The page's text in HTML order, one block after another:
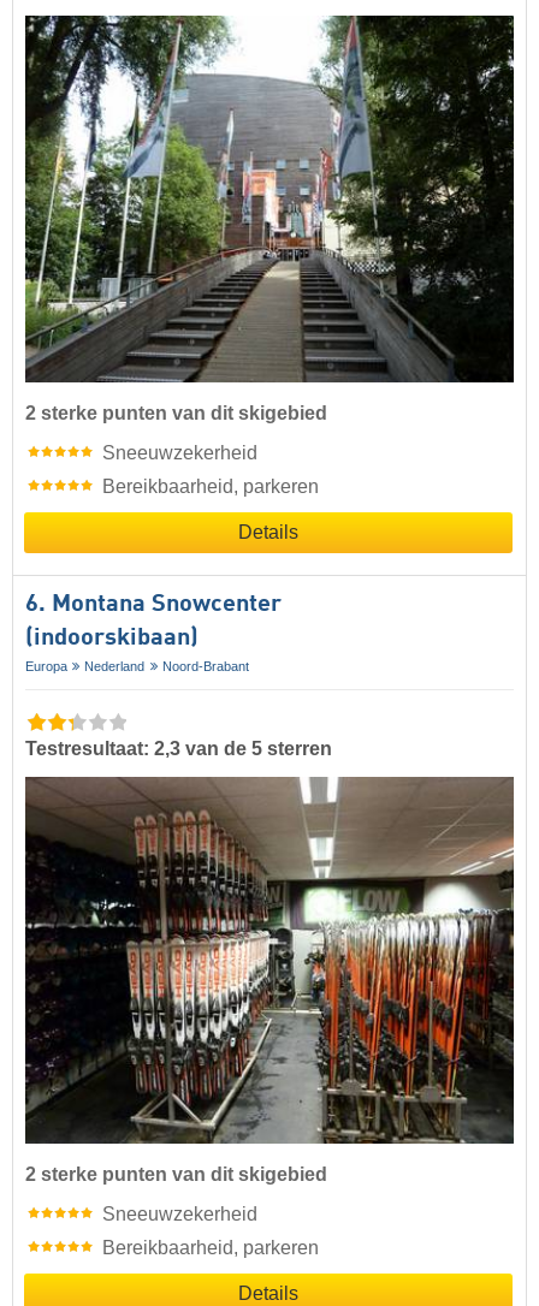
2 sterke punten van dit skigebied
Sneeuwzekerheid
Bereikbaarheid, parkeren
Details
6. Montana Snowcenter
(indoorskibaan)
Europa Nederland Noord-Brabant
Testresultaat: 2,3 van de 5 sterren
2 sterke punten van dit skigebied
Sneeuwzekerheid
Bereikbaarheid, parkeren
Details